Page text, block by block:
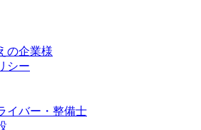
の企業様
シー
イバー・整備士